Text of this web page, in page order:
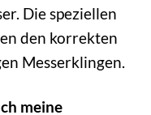
Die speziellen
den korrekten
Messerklingen.
meine